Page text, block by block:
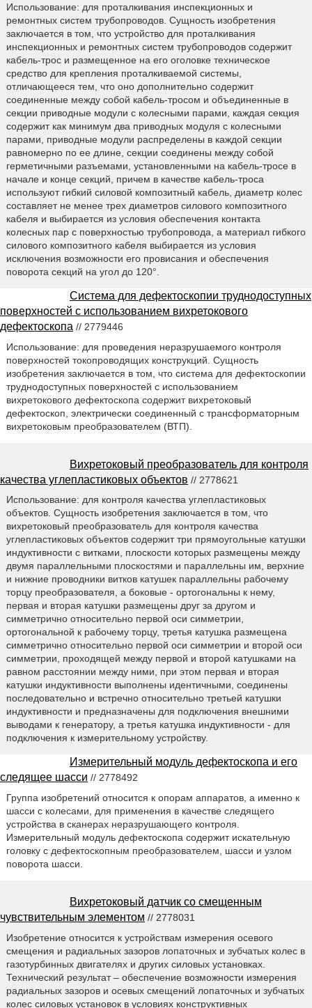
Использование: для проталкивания инспекционных и
ремонтных систем трубопроводов. Сущность изобретения
заключается в том, что устройство для проталкивания
инспекционных и ремонтных систем трубопроводов содержит
кабель-трос и размещенное на его оголовке техническое
средство для крепления проталкиваемой системы,
отличающееся тем, что оно дополнительно содержит
соединенные между собой кабель-тросом и объединенные в
секции приводные модули с колесными парами, каждая секция
содержит как минимум два приводных модуля с колесными
парами, приводные модули распределены в каждой секции
равномерно по ее длине, секции соединены между собой
герметичными разъемами, установленными на кабель-тросе в
начале и конце секций, причем в качестве кабель-троса
используют гибкий силовой композитный кабель, диаметр колес
составляет не менее трех диаметров силового композитного
кабеля и выбирается из условия обеспечения контакта
колесных пар с поверхностью трубопровода, а материал гибкого
силового композитного кабеля выбирается из условия
исключения возможности его провисания и обеспечения
поворота секций на угол до 120°.
Система для дефектоскопии труднодоступных
поверхностей с использованием вихретокового
дефектоскопа // 2779446
Использование: для проведения неразрушаемого контроля
поверхностей токопроводящих конструкций. Сущность
изобретения заключается в том, что система для дефектоскопии
труднодоступных поверхностей с использованием
вихретокового дефектоскопа содержит вихретоковый
дефектоскоп, электрически соединенный с трансформаторным
вихретоковым преобразователем (ВТП).
Вихретоковый преобразователь для контроля
качества углепластиковых объектов // 2778621
Использование: для контроля качества углепластиковых
объектов. Сущность изобретения заключается в том, что
вихретоковый преобразователь для контроля качества
углепластиковых объектов содержит три прямоугольные катушки
индуктивности с витками, плоскости которых размещены между
двумя параллельными плоскостями и параллельны им, верхние
и нижние проводники витков катушек параллельны рабочему
торцу преобразователя, а боковые - ортогональны к нему,
первая и вторая катушки размещены друг за другом и
симметрично относительно первой оси симметрии,
ортогональной к рабочему торцу, третья катушка размещена
симметрично относительно первой оси симметрии и второй оси
симметрии, проходящей между первой и второй катушками на
равном расстоянии между ними, при этом первая и вторая
катушки индуктивности выполнены идентичными, соединены
последовательно и встречно относительно третьей катушки
индуктивности и предназначены для подключения внешними
выводами к генератору, а третья катушка индуктивности - для
подключения к измерительному устройству.
Измерительный модуль дефектоскопа и его
следящее шасси // 2778492
Группа изобретений относится к опорам аппаратов, а именно к
шасси с колесами, для применения в качестве следящего
устройства в сканерах неразрушающего контроля.
Измерительный модуль дефектоскопа содержит искательную
головку с дефектоскопным преобразователем, шасси и узлом
поворота шасси.
Вихретоковый датчик со смещенным
чувствительным элементом // 2778031
Изобретение относится к устройствам измерения осевого
смещения и радиальных зазоров лопаточных и зубчатых колес в
газотурбинных двигателях и других силовых установках.
Технический результат – обеспечение возможности измерения
радиальных зазоров и осевых смещений лопаточных и зубчатых
колес силовых установок в условиях конструктивных